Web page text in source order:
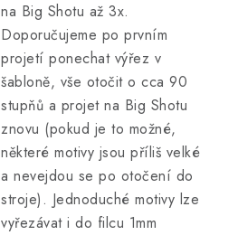
na Big Shotu až 3x.
Doporučujeme po prvním
projetí ponechat výřez v
šabloně, vše otočit o cca 90
stupňů a projet na Big Shotu
znovu (pokud je to možné,
některé motivy jsou příliš velké
a nevejdou se po otočení do
stroje). Jednoduché motivy lze
vyřezávat i do filcu 1mm